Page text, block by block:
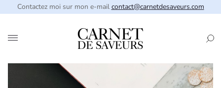
Contactez moi sur mon e-mail contact@carnetdesaveurs.com